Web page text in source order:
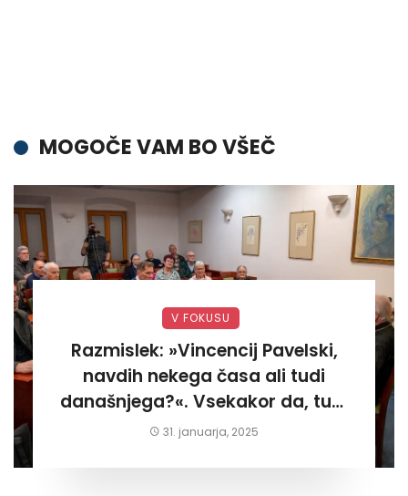
MOGOČE VAM BO VŠEČ
V FOKUSU
Razmislek: »Vincencij Pavelski,
navdih nekega časa ali tudi
današnjega?«. Vsekakor da, tudi
današnjega«
31. januarja, 2025